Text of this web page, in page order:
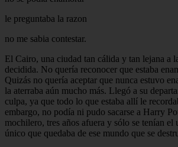
le preguntaba la razon
no me sabia contestar.
El Cairo, una ciudad tan cálida y tan lejana a
decidida. No quería reconocer que estaba
Quizás no quería aceptar que nunca estuvo
la aterraba aún mucho más. Llegó a su
culpa, ya que todo lo que estaba allí le
embargo, no podía ni pudo sacarse a Harry
mochilero, tres años afuera y sólo se tenían el
único que quedaba de ese mundo que se